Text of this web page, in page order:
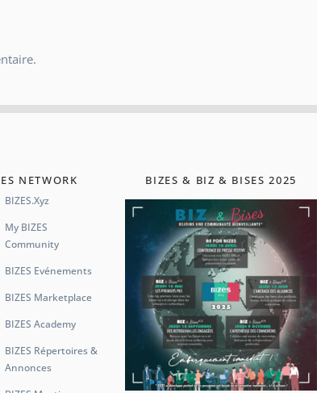
NETWORK
BIZES.xyz
My BIZES
Community
BIZES Evénements
BIZES Marketplace
BIZES Academy
BIZES Répertoires &
Annonces
BIZES & BIZ & BISES 2025